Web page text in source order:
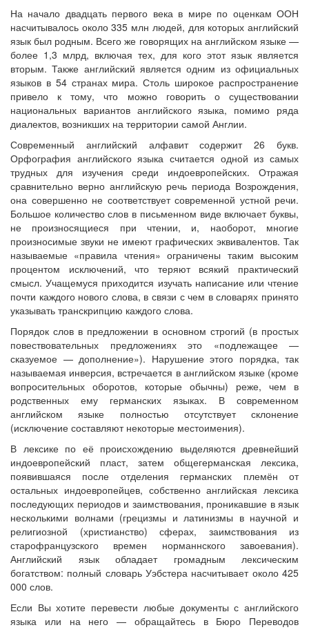
На начало двадцать первого века в мире по оценкам ООН
насчитывалось около 335 млн людей, для которых английский
язык был родным. Всего же говорящих на английском языке —
более 1,3 млрд, включая тех, для кого этот язык является
вторым. Также английский является одним из официальных
языков в 54 странах мира. Столь широкое распространение
привело к тому, что можно говорить о существовании
национальных вариантов английского языка, помимо ряда
диалектов, возникших на территории самой Англии.
Современный английский алфавит содержит 26 букв.
Орфография английского языка считается одной из самых
трудных для изучения среди индоевропейских. Отражая
сравнительно верно английскую речь периода Возрождения,
она совершенно не соответствует современной устной речи.
Большое количество слов в письменном виде включает буквы,
не произносящиеся при чтении, и, наоборот, многие
произносимые звуки не имеют графических эквивалентов. Так
называемые «правила чтения» ограничены таким высоким
процентом исключений, что теряют всякий практический
смысл. Учащемуся приходится изучать написание или чтение
почти каждого нового слова, в связи с чем в словарях принято
указывать транскрипцию каждого слова.
Порядок слов в предложении в основном строгий (в простых
повествовательных предложениях это «подлежащее —
сказуемое — дополнение»). Нарушение этого порядка, так
называемая инверсия, встречается в английском языке (кроме
вопросительных оборотов, которые обычны) реже, чем в
родственных ему германских языках. В современном
английском языке полностью отсутствует склонение
(исключение составляют некоторые местоимения).
В лексике по её происхождению выделяются древнейший
индоевропейский пласт, затем общегерманская лексика,
появившаяся после отделения германских племён от
остальных индоевропейцев, собственно английская лексика
последующих периодов и заимствования, проникавшие в язык
несколькими волнами (грецизмы и латинизмы в научной и
религиозной (христианство) сферах, заимствования из
старофранцузского времен норманнского завоевания).
Английский язык обладает громадным лексическим
богатством: полный словарь Уэбстера насчитывает около 425
000 слов.
Если Вы хотите перевести любые документы с английского
языка или на него — обращайтесь в Бюро Переводов